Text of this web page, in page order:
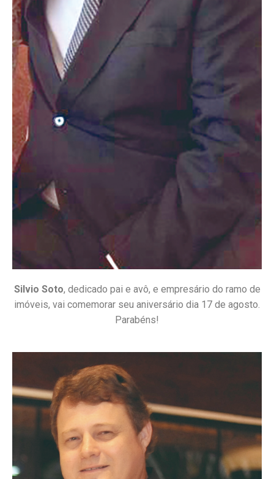
Silvio Soto, dedicado pai e avô, e empresário do ramo de
imóveis, vai comemorar seu aniversário dia 17 de agosto.
Parabéns!